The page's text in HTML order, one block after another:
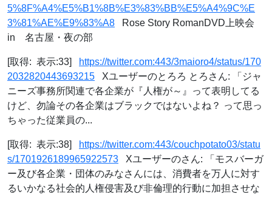
5%8F%A4%E5%B1%8B%E3%83%BB%E5%A4%9C%E
3%81%AE%E9%83%A8 Rose Story RomanDVD上映会
in 名古屋・夜の部
[取得: 表示:33]
https://twitter.com:443/3maioro4/status/170
2032820443693215 Xユーザーのとろろ とろさん: 「ジャ
ニーズ事務所関連で各企業が『人権が～』って表明してる
けど、勿論その各企業はブラックではないよね？ って思っ
ちゃった従業員の...
[取得: 表示:38]
https://twitter.com:443/couchpotato03/statu
s/1701926189965922573 Xユーザーのさん: 「モスバーガ
ー及び各企業・団体のみなさんには、消費者を万人に対す
るいかなる社会的人権侵害及び非倫理的行動に加担させな